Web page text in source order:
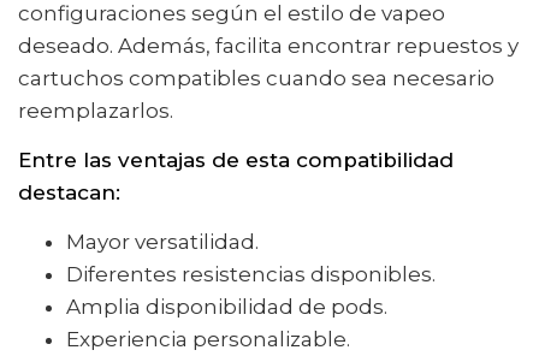
configuraciones según el estilo de vapeo
deseado. Además, facilita encontrar repuestos y
cartuchos compatibles cuando sea necesario
reemplazarlos.
Entre las ventajas de esta compatibilidad
destacan:
Mayor versatilidad.
Diferentes resistencias disponibles.
Amplia disponibilidad de pods.
Experiencia personalizable.